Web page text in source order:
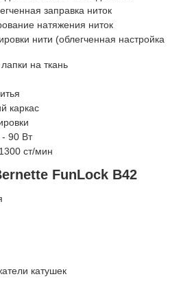
заправка ниток
натяжения ниток
нити (облегченная настройка
на ткань
каркас
90 Вт
ст/мин
FunLock B42
катушек